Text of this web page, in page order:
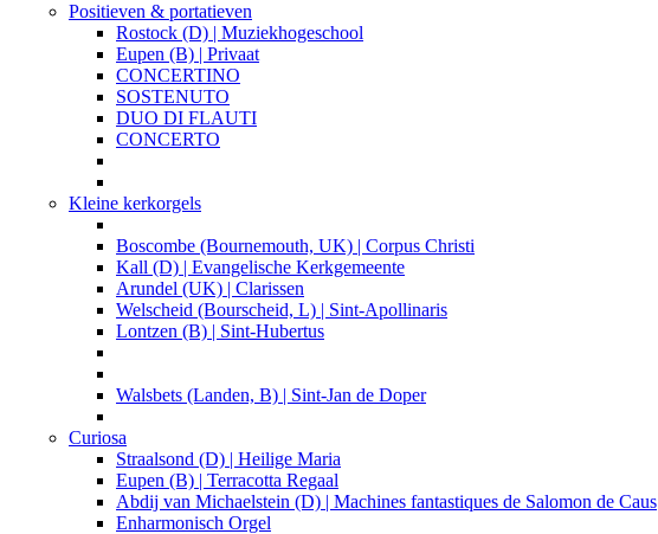
Positieven & portatieven
Rostock (D) | Muziekhogeschool
Eupen (B) | Privaat
CONCERTINO
SOSTENUTO
DUO DI FLAUTI
CONCERTO
Kleine kerkorgels
Boscombe (Bournemouth, UK) | Corpus Christi
Kall (D) | Evangelische Kerkgemeente
Arundel (UK) | Clarissen
Welscheid (Bourscheid, L) | Sint-Apollinaris
Lontzen (B) | Sint-Hubertus
Walsbets (Landen, B) | Sint-Jan de Doper
Curiosa
Straalsond (D) | Heilige Maria
Eupen (B) | Terracotta Regaal
Abdij van Michaelstein (D) | Machines fantastiques de Salomon de Caus
Enharmonisch Orgel